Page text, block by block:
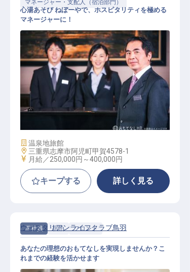
マネージャー・支配人（宿泊部門）
マネージャー・支配人（宿泊部門）
心湯あそび ねぼーやで、ホスピタリティを極める
マネージャーに！
施設業態
温泉地旅館
勤務地
三重県志摩市阿児町甲賀4578-1
給与
月給／250,000円～400,000円
キープする 詳しく見る
正社員 宿泊 フロント
ウィスタリアンライフクラブ鳥羽
あなたの理想のおもてなしを実現しませんか？こ
れまでの経験を活かせます